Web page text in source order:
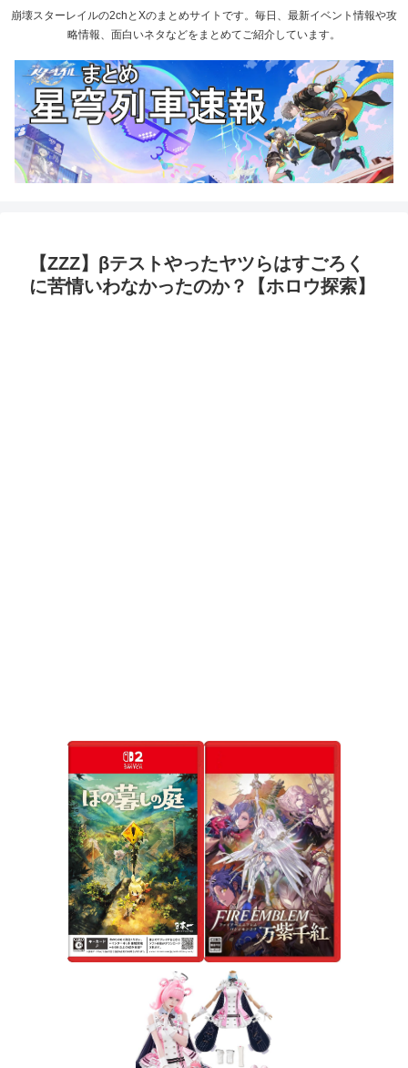
崩壊スターレイルの2chとXのまとめサイトです。毎日、最新イベント情報や攻
略情報、面白いネタなどをまとめてご紹介しています。
【ZZZ】βテストやったヤツらはすごろく
に苦情いわなかったのか？【ホロウ探索】